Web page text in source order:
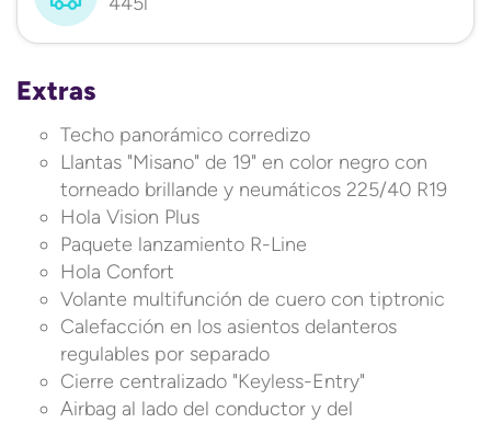
Extras
Techo panorámico corredizo
Llantas "Misano" de 19" en color negro con
torneado brillande y neumáticos 225/40 R19
Hola Vision Plus
Paquete lanzamiento R-Line
Hola Confort
Volante multifunción de cuero con tiptronic
Calefacción en los asientos delanteros
regulables por separado
Cierre centralizado "Keyless-Entry"
Airbag al lado del conductor y del